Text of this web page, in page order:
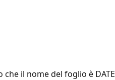
il nome del foglio è DATE